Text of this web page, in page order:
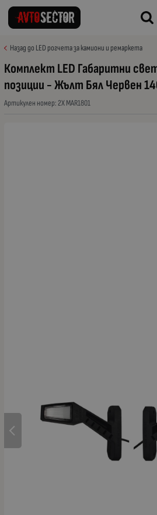
Назад до LED рогчета за камиони и ремаркета
Комплект LED Габаритни
позиции - Жълт Бял Червен
Артикулен номер:2X MAR1801